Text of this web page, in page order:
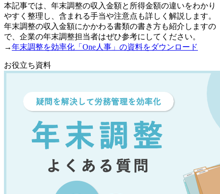
本記事では、年末調整の収入金額と所得金額の違いをわかり
やすく整理し、含まれる手当や注意点も詳しく解説します。
年末調整の収入金額にかかわる書類の書き方も紹介しますの
で、企業の年末調整担当者はぜひ参考にしてください。
→年末調整を効率化「One人事」の資料をダウンロード
お役立ち資料